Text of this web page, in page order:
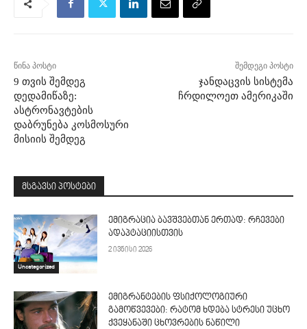
წინა პოსტი
9 თვის შემდეგ
დედამიწაზე:
ასტრონავტების
დაბრუნება კოსმოსური
მისიის შემდეგ
შემდეგი პოსტი
ჯანდაცვის სისტემა
ჩრდილოეთ ამერიკაში
მსგავსი პოსტები
Uncategorized
ემიგრაცია ბავშვებთან ერთად: რჩევები
ადაპტაციისთვის
2 ივნისი 2026
ემიგრანტების ფსიქოლოგიური
გამოწვევები: რატომ ხდება სტრესი უცხო
ქვეყანაში ცხოვრების ნაწილი